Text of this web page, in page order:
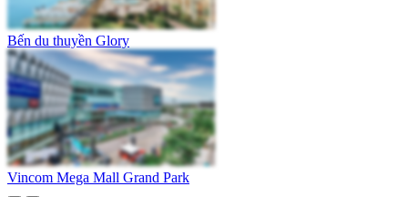
Bến du thuyền Glory
Vincom Mega Mall Grand Park